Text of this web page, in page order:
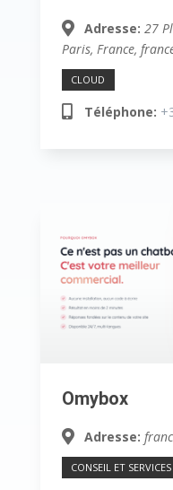
Adresse: 27
Paris, France,
CLOUD
Téléphone:
Omybox
Adresse:
CONSEIL ET SERVICES